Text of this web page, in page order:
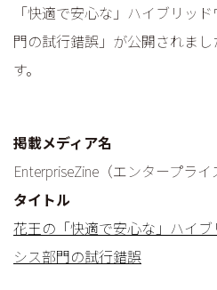
「快適で安心な」ハイブリッ
門の試行錯誤」が公開されま
す。
掲載メディア名
EnterpriseZine（エンタープライ
タイトル
花王の「快適で安心な」ハイ
シス部門の試行錯誤